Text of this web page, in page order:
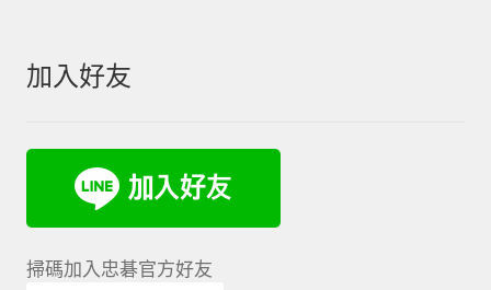
加入好友
掃碼加入忠碁官方好友